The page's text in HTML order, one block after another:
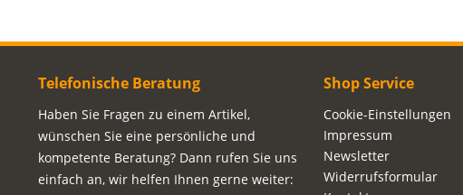
Telefonische Beratung
Haben Sie Fragen zu einem Artikel,
wünschen Sie eine persönliche und
kompetente Beratung? Dann rufen Sie uns
einfach an, wir helfen Ihnen gerne weiter:
Shop Service
Cookie-Einstellungen
Impressum
Newsletter
Widerrufsformular